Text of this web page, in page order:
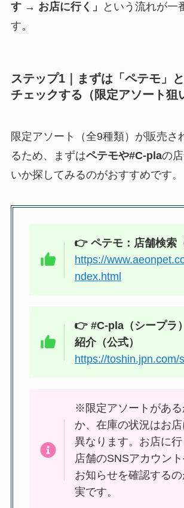
す → お店に行く」
という流れが一
す。
ステップ1｜まずは「ペテモ」
チェックする（限定アソート狙
限定アソート（全9種類）が販売さ
るため、まずはペテモや#C-plaの
いか探してみるのがおすすめです。
👉 ペテモ：店舗検索
https://
ndex.html
👉 #C-pla（シープラ
紹介（公式）
https://toshin.jpn.com/
※限定アソートがある
か、在庫の状況はお
異なります。お店に行
店舗のSNSアカウン
お知らせを確認する
実です。